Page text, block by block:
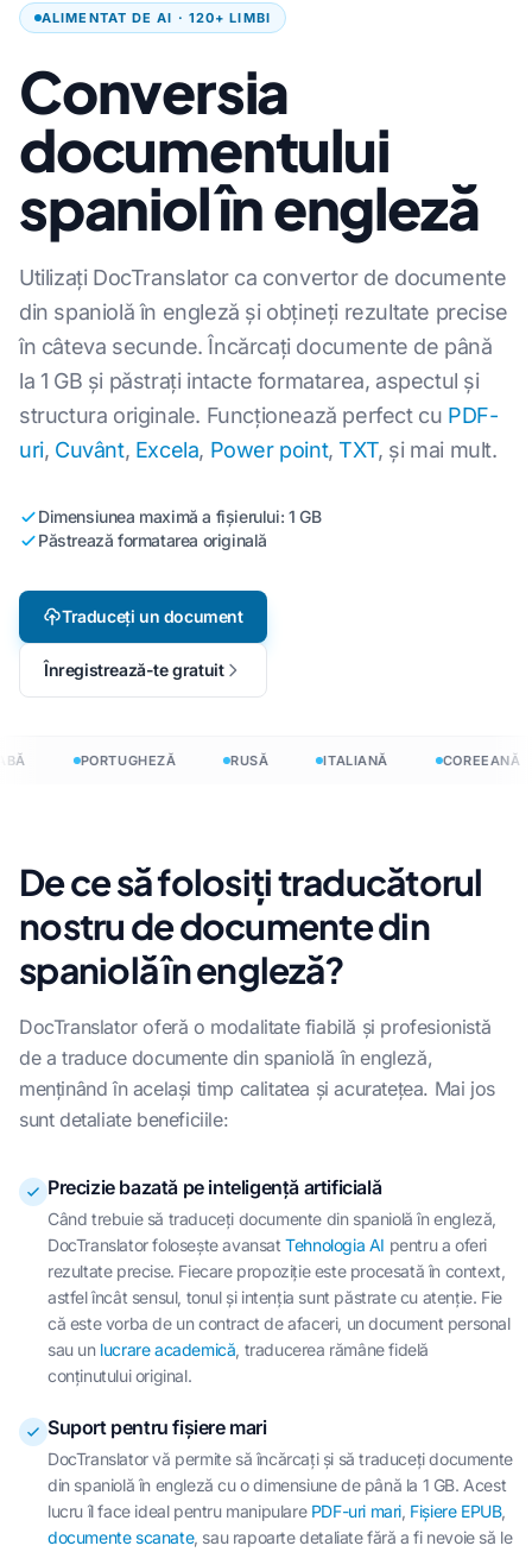
ALIMENTAT DE AI · 120+ LIMBI
Conversia
documentului
spaniol în engleză
Utilizați DocTranslator ca convertor de documente
din spaniolă în engleză și obțineți rezultate precise
în câteva secunde. Încărcați documente de până
la 1 GB și păstrați intacte formatarea, aspectul și
structura originale. Funcționează perfect cu PDF-
uri, Cuvânt, Excela, Power point,TXT, și mai mult.
Dimensiunea maximă a fișierului: 1 GB
Păstrează formatarea originală
Traduceți un document
Înregistrează-te gratuit
PORTUGHEZĂ RUSĂ ITALIANĂ COREEANĂ
De ce să folosiți traducătorul
nostru de documente din
spaniolă în engleză?
DocTranslator oferă o modalitate fiabilă și profesionistă
de a traduce documente din spaniolă în engleză,
menținând în același timp calitatea și acuratețea. Mai jos
sunt detaliate beneficiile:
Precizie bazată pe inteligență artificială
Când trebuie să traduceți documente din spaniolă în engleză,
DocTranslator folosește avansatTehnologia AI pentru a oferi
rezultate precise. Fiecare propoziție este procesată în context,
astfel încât sensul, tonul și intenția sunt păstrate cu atenție. Fie
că este vorba de un contract de afaceri, un document personal
sau un lucrare academică, traducerea rămâne fidelă
conținutului original.
Suport pentru fișiere mari
DocTranslator vă permite să încărcați și să traduceți documente
din spaniolă în engleză cu o dimensiune de până la 1 GB. Acest
lucru îl face ideal pentru manipulare PDF-uri mari, Fișiere EPUB,
documente scanate, sau rapoarte detaliate fără a fi nevoie să le